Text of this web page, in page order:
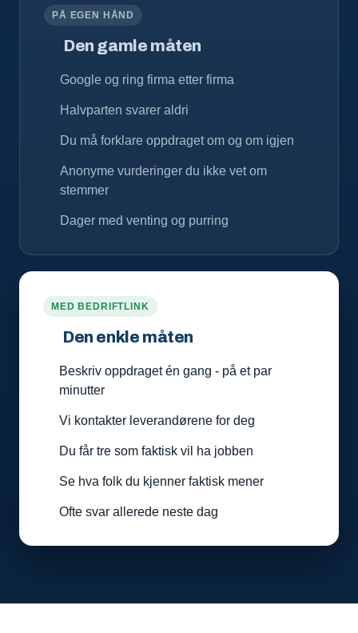
PÅ EGEN HÅND
Den gamle måten
Google og ring firma etter firma
Halvparten svarer aldri
Du må forklare oppdraget om og om igjen
Anonyme vurderinger du ikke vet om
stemmer
Dager med venting og purring
MED BEDRIFTLINK
Den enkle måten
Beskriv oppdraget én gang - på et par
minutter
Vi kontakter leverandørene for deg
Du får tre som faktisk vil ha jobben
Se hva folk du kjenner faktisk mener
Ofte svar allerede neste dag